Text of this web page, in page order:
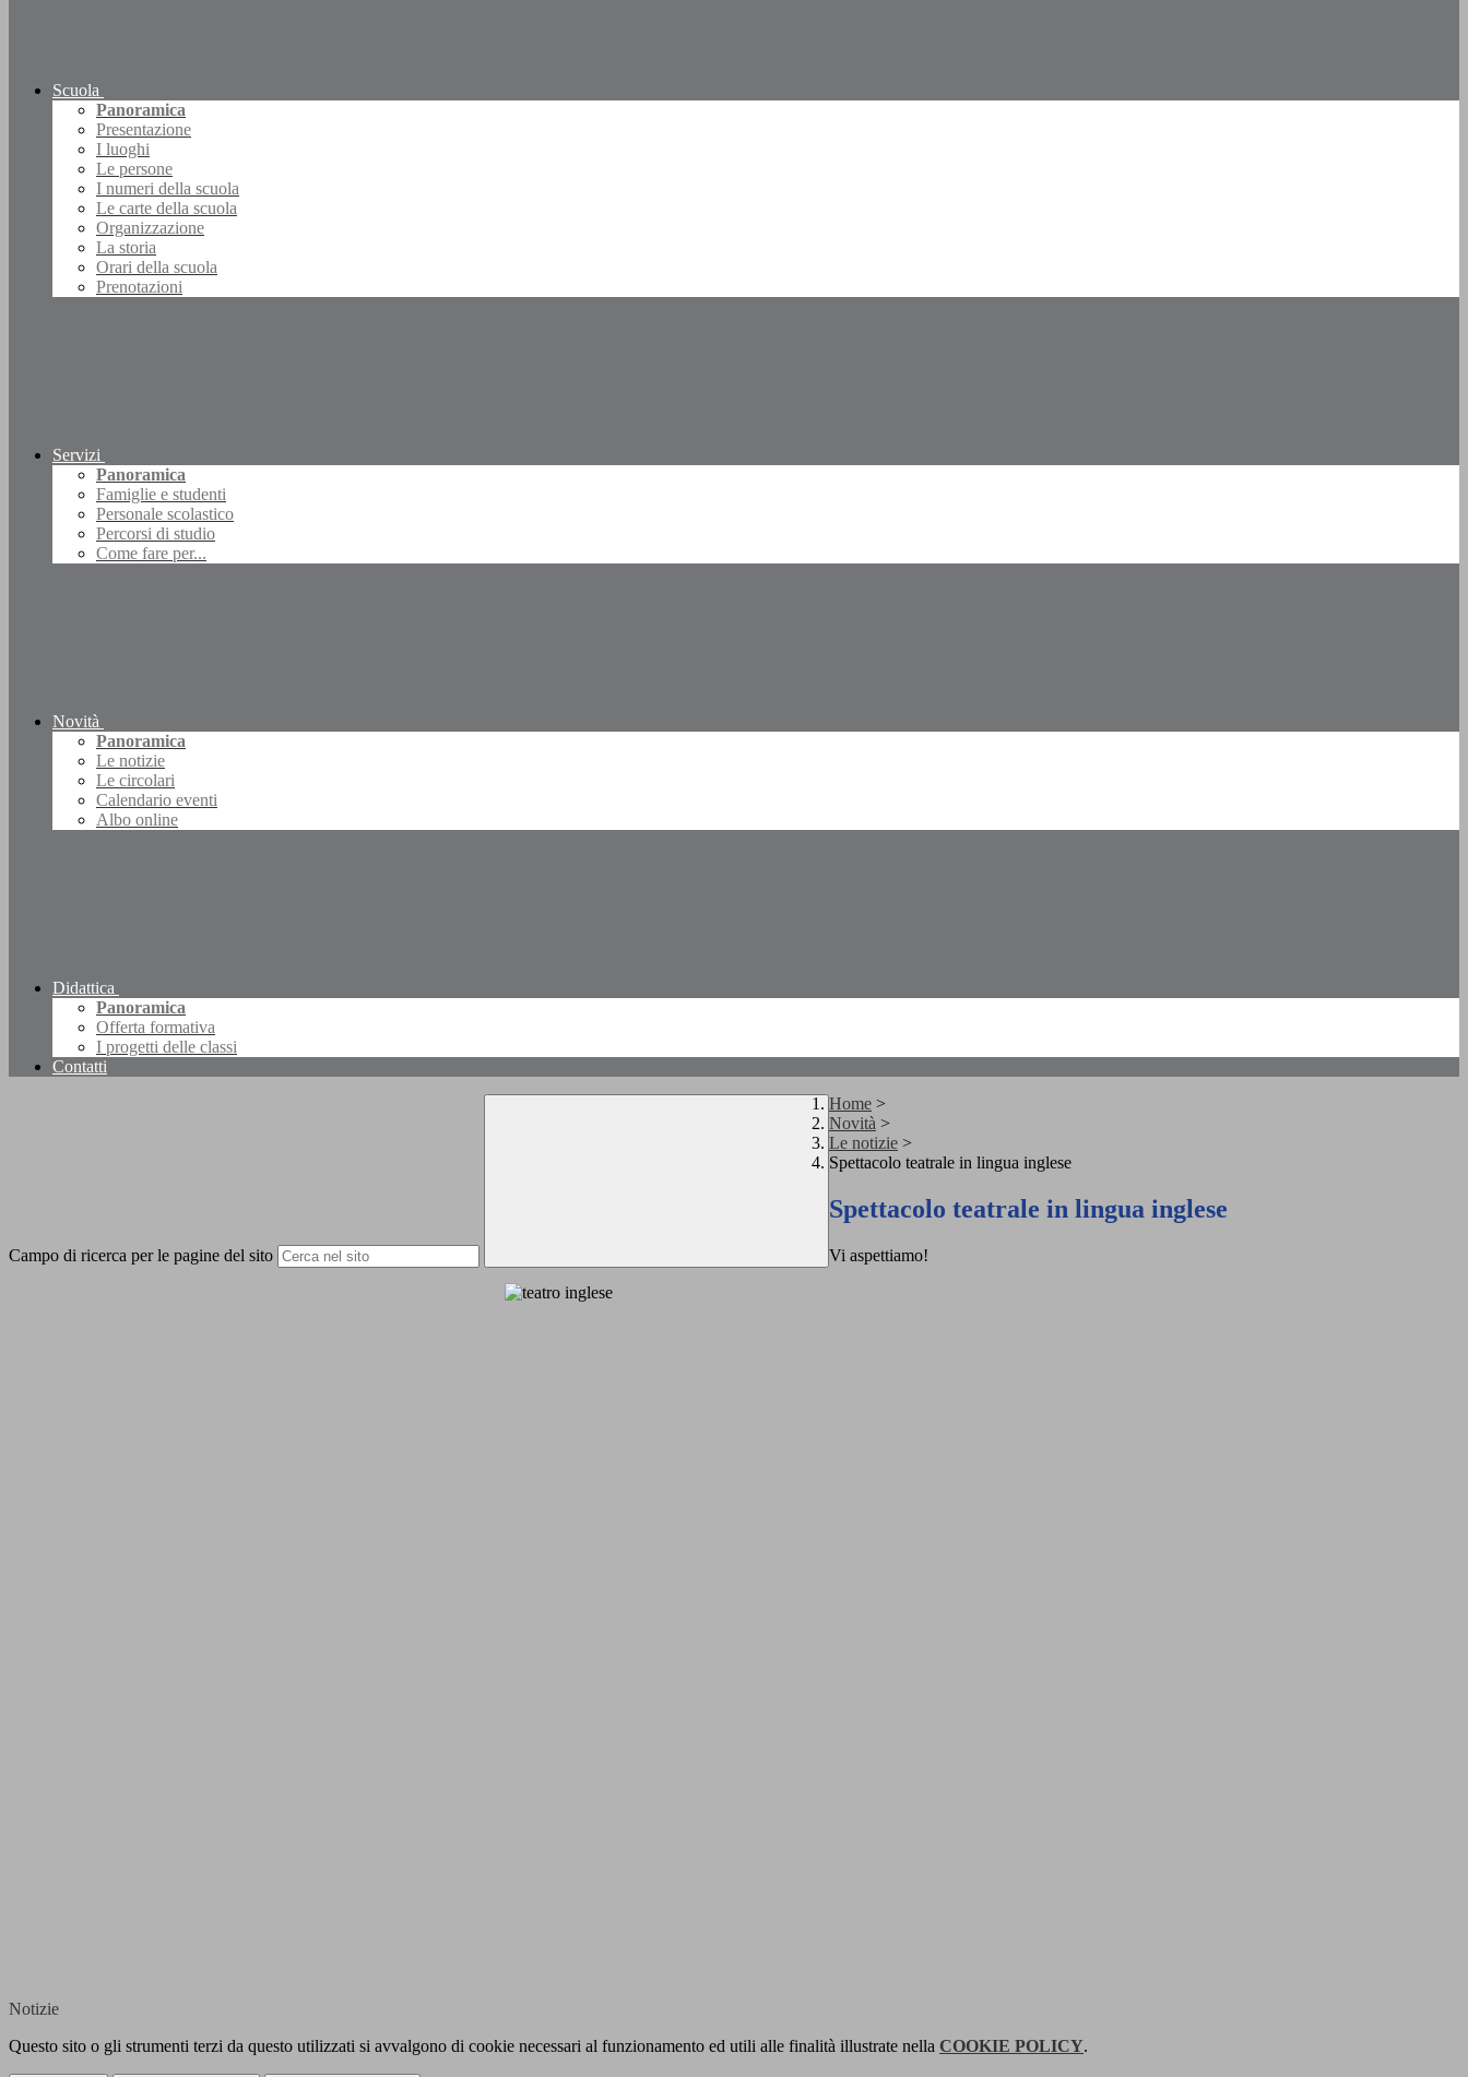
Scuola
Panoramica
Presentazione
I luoghi
Le persone
I numeri della scuola
Le carte della scuola
Organizzazione
La storia
Orari della scuola
Prenotazioni
Servizi
Panoramica
Famiglie e studenti
Personale scolastico
Percorsi di studio
Come fare per...
Novità
Panoramica
Le notizie
Le circolari
Calendario eventi
Albo online
Didattica
Panoramica
Offerta formativa
I progetti delle classi
Contatti
Campo di ricerca per le pagine del sito
Home >
Novità >
Le notizie >
Spettacolo teatrale in lingua inglese
Spettacolo teatrale in lingua inglese
Vi aspettiamo!
Notizie
Questo sito o gli strumenti terzi da questo utilizzati si avvalgono di cookie necessari al funzionamento ed utili alle finalità illustrate nella COOKIE POLICY.